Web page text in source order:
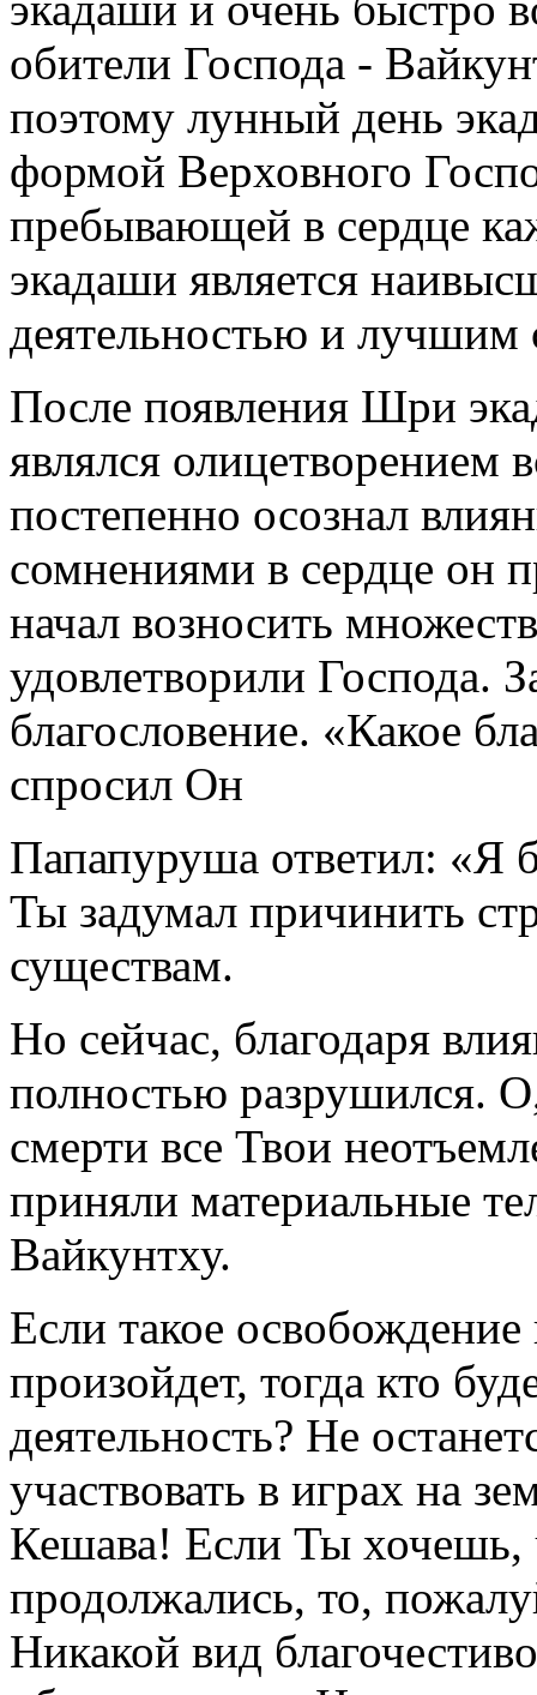
обители Господа -
поэтому лунный день
формой Верховного
пребывающей в сердце
экадаши является
деятельностью и лучшим
После появления Шри
являлся олицетворением
постепенно осознал
сомнениями в сердце он
начал возносить
удовлетворили Господа.
благословение. «Какое
спросил Он
Папапуруша ответил: «Я
Ты задумал причинить
существам.
Но сейчас, благодаря
полностью разрушился.
смерти все Твои
приняли материальные
Вайкунтху.
Если такое
произойдет, тогда кто
деятельность? Не
участвовать в играх на
Кешава! Если Ты хочешь,
продолжались, то,
Никакой вид